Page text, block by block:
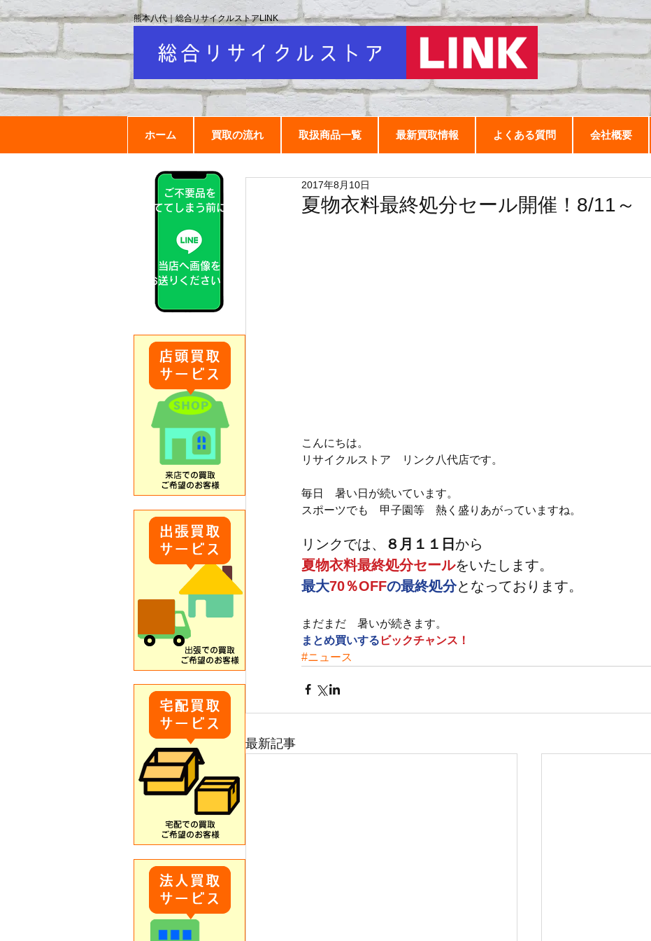
ホーム 買取の流れ 取扱商品一覧 最新買取情報 よくある質問 会社概要
熊本八代｜総合リサイクルストアLINK
夏物衣料最終処分セール開催！8/11～
2017年8月10日
こんにちは。
リサイクルストア　リンク八代店です。
毎日　暑い日が続いています。
スポーツでも　甲子園等　熱く盛りあがっていますね。
リンクでは、 ８月１１日 から
夏物衣料最終処分セールをいたします。
最大70％OFFの最終処分となっております。
まだまだ　暑いが続きます。
まとめ買いする ビックチャンス！
#ニュース
最新記事
ご不要品を
捨ててしまう前に！
当店へ画像を
お送りください！